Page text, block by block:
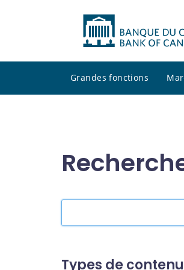
Grandes fonctions
site
Types de contenu